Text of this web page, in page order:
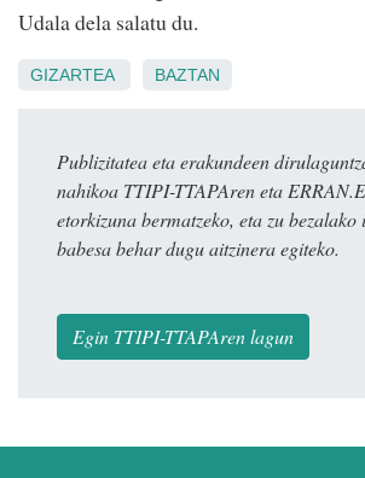
Udala dela salatu du.
GIZARTEA BAZTAN
Publizitatea eta erakundeen
nahikoa TTIPI-TTAPAren eta
etorkizuna bermatzeko, eta zu
babesa behar dugu aitzinera egiteko.
Egin TTIPI-TTAPAren lagun